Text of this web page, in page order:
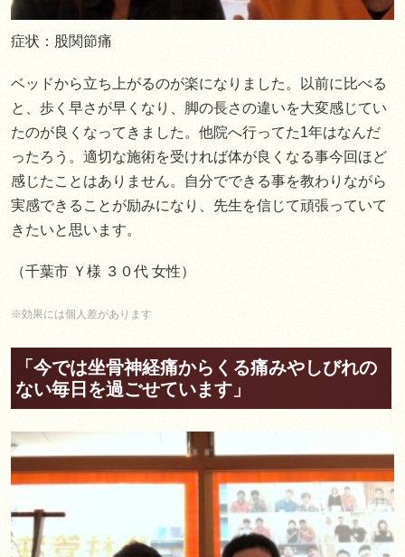
症状：股関節痛
ベッドから立ち上がるのが楽になりました。以前に比べる
と、歩く早さが早くなり、脚の長さの違いを大変感じてい
たのが良くなってきました。他院へ行ってた1年はなんだ
ったろう。適切な施術を受ければ体が良くなる事今回ほど
感じたことはありません。自分でできる事を教わりながら
実感できることが励みになり、先生を信じて頑張っていて
きたいと思います。
（千葉市 Ｙ様 ３０代 女性）
※効果には個人差があります
「今では坐骨神経痛からくる痛みやしびれの
ない毎日を過ごせています」